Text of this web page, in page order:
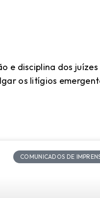
e disciplina dos
os litígios
COMUNICADOS DE